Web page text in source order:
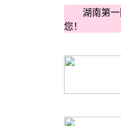
湖南第一
您！